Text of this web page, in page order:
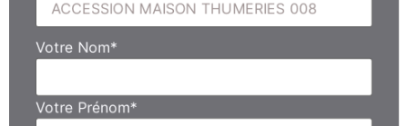
Votre Nom*
Votre Prénom*